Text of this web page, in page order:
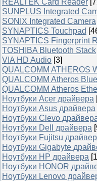
REALTEK Card Reader
SUNPLUS Integrated
SONIX Integrated Camera
SYNAPTICS Touchpad
SYNAPTICS Fingerprint
TOSHIBA Bluetooth Stack
VIA HD Audio [3]
QUALCOMM ATHEROS
QUALCOMM Atheros
QUALCOMM Atheros
Ноутбуки Acer драйвера
Ноутбуки Asus драйвера
Ноутбуки Clevo
Ноутбуки Dell драйвера
Ноутбуки Fujitsu
Ноутбуки Gigabyte
Ноутбуки HP драйвера
Ноутбуки HONOR
Ноутбуки Lenovo